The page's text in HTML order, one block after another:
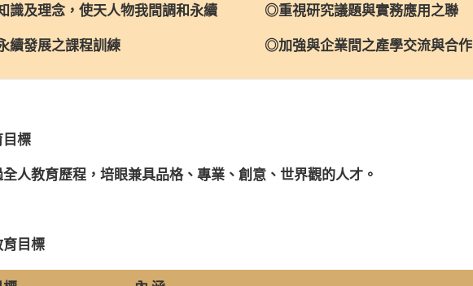
及理念，使天人物我間調和永續
續發展之課程訓練
◎重視研究議題與實務應用之聯
◎加強與企業間之產學交流與合作
標
人教育歷程，培眼兼具品格、專業、創意、世界觀的人才。
目標